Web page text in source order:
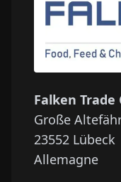
Falken Trade
Große
23552 Lübeck
Allemagne